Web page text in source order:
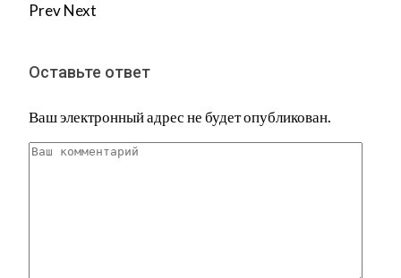
PrevNext
Оставьте ответ
Ваш электронный адрес не будет опубликован.